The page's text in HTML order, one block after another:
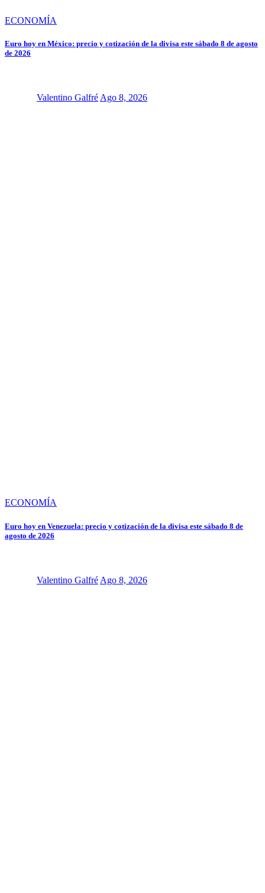
ECONOMÍA
Euro hoy en México: precio y cotización de la divisa este sábado 8 de agosto
de 2026
Valentino GalfréAgo 8, 2026
ECONOMÍA
Euro hoy en Venezuela: precio y cotización de la divisa este sábado 8 de
agosto de 2026
Valentino Galfré Ago 8, 2026